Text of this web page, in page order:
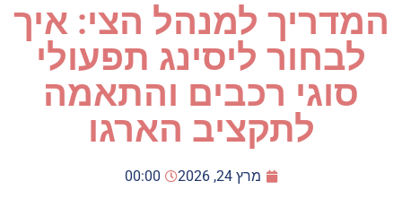
המדריך למנהל הצי: איך
לבחור ליסינג תפעולי
סוגי רכבים והתאמה
לתקציב הארגו
מרץ 24, 2026 00:00